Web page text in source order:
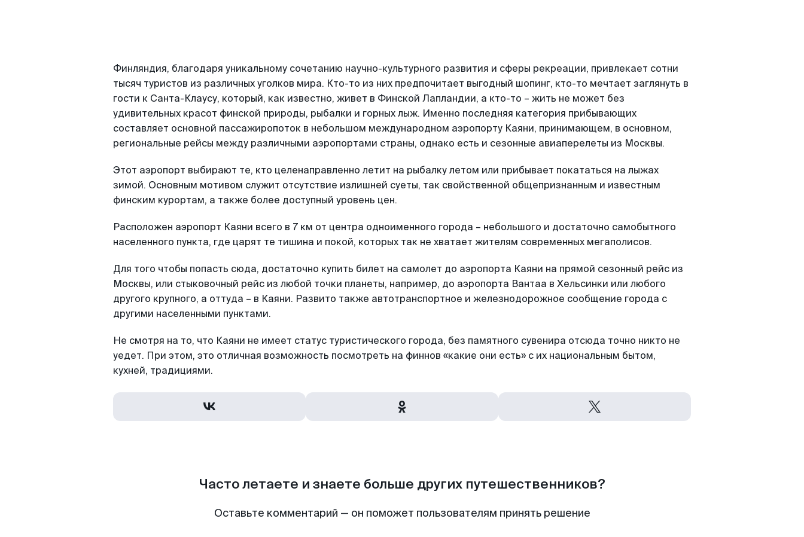
Финляндия, благодаря уникальному сочетанию научно-культурного развития и сферы рекреации, привлекает сотни
тысяч туристов из различных уголков мира. Кто-то из них предпочитает выгодный шопинг, кто-то мечтает заглянуть в
гости к Санта-Клаусу, который, как известно, живет в Финской Лапландии, а кто-то – жить не может без
удивительных красот финской природы, рыбалки и горных лыж. Именно последняя категория прибывающих
составляет основной пассажиропоток в небольшом международном аэропорту Каяни, принимающем, в основном,
региональные рейсы между различными аэропортами страны, однако есть и сезонные авиаперелеты из Москвы.
Этот аэропорт выбирают те, кто целенаправленно летит на рыбалку летом или прибывает покататься на лыжах
зимой. Основным мотивом служит отсутствие излишней суеты, так свойственной общепризнанным и известным
финским курортам, а также более доступный уровень цен.
Расположен аэропорт Каяни всего в 7 км от центра одноименного города – небольшого и достаточно самобытного
населенного пункта, где царят те тишина и покой, которых так не хватает жителям современных мегаполисов.
Для того чтобы попасть сюда, достаточно купить билет на самолет до аэропорта Каяни на прямой сезонный рейс из
Москвы, или стыковочный рейс из любой точки планеты, например, до аэропорта Вантаа в Хельсинки или любого
другого крупного, а оттуда – в Каяни. Развито также автотранспортное и железнодорожное сообщение города с
другими населенными пунктами.
Не смотря на то, что Каяни не имеет статус туристического города, без памятного сувенира отсюда точно никто не
уедет. При этом, это отличная возможность посмотреть на финнов «какие они есть» с их национальным бытом,
кухней, традициями.
Часто летаете и знаете больше других путешественников?
Оставьте комментарий — он поможет пользователям принять решение